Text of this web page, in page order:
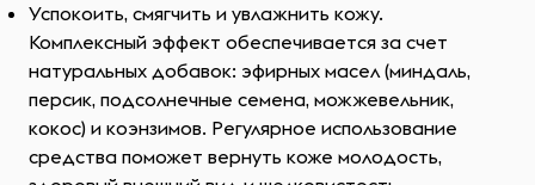
Успокоить, смягчить и увлажнить кожу.
Комплексный эффект обеспечивается за счет
натуральных добавок: эфирных масел (миндаль,
персик, подсолнечные семена, можжевельник,
кокос) и коэнзимов. Регулярное использование
средства поможет вернуть коже молодость,